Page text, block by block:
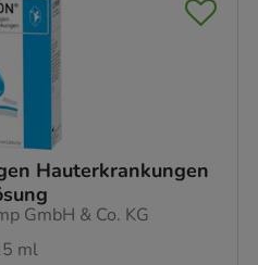
Hauterkrankungen
GmbH & Co. KG
ml